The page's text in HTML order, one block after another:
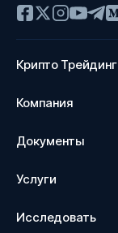
Крипто Трейдинг
Компания
Документы
Услуги
Исследовать